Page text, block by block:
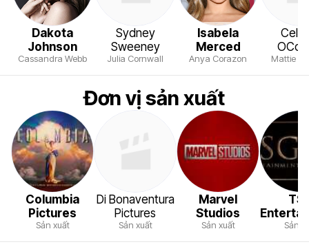
Dakota
Johnson
Cassandra Webb
Sydney
Sweeney
Julia Cornwall
Isabela
Merced
Anya Corazon Mattie
Đơn vị sản xuất
Columbia
Pictures
Sản xuất
Di Bonaventura
Pictures
Sản xuất
Marvel
Studios
Sản xuất Sản